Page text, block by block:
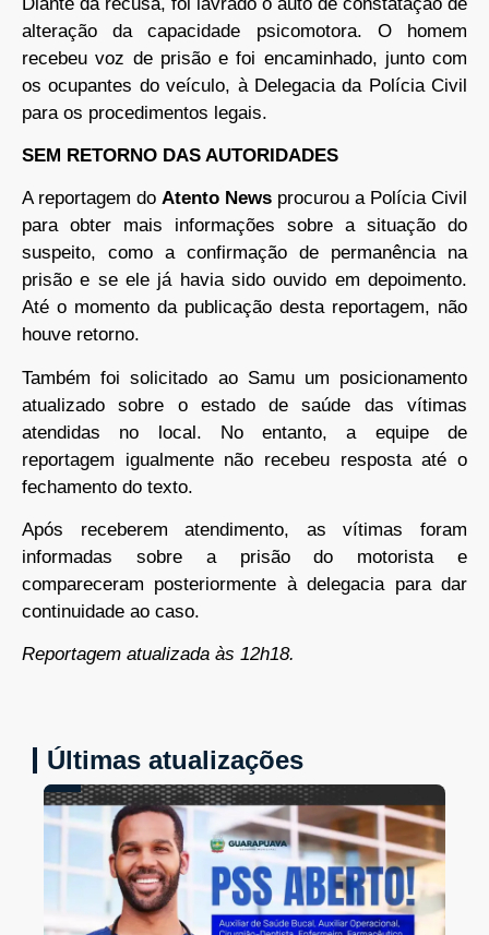
alteração da capacidade psicomotora. O homem
recebeu voz de prisão e foi encaminhado, junto com
os ocupantes do veículo, à Delegacia da Polícia Civil
para os procedimentos legais.
SEM RETORNO DAS AUTORIDADES
A reportagem do Atento News procurou a Polícia Civil
para obter mais informações sobre a situação do
suspeito, como a confirmação de permanência na
prisão e se ele já havia sido ouvido em depoimento.
Até o momento da publicação desta reportagem, não
houve retorno.
Também foi solicitado ao Samu um posicionamento
atualizado sobre o estado de saúde das vítimas
atendidas no local. No entanto, a equipe de
reportagem igualmente não recebeu resposta até o
fechamento do texto.
Após receberem atendimento, as vítimas foram
informadas sobre a prisão do motorista e
compareceram posteriormente à delegacia para dar
continuidade ao caso.
Reportagem atualizada às 12h18.
Últimas atualizações